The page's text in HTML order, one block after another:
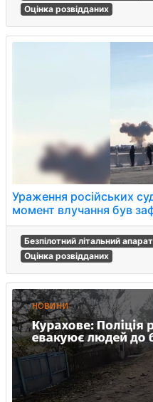
Оцінка розвідданих
Ураження російських
момент влучання був
Безпілотний літальний апарат
Оцінка розвідданих